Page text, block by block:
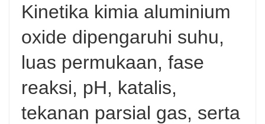
Kinetika kimia aluminium
oxide dipengaruhi suhu,
luas permukaan, fase
reaksi, pH, katalis,
tekanan parsial gas, serta